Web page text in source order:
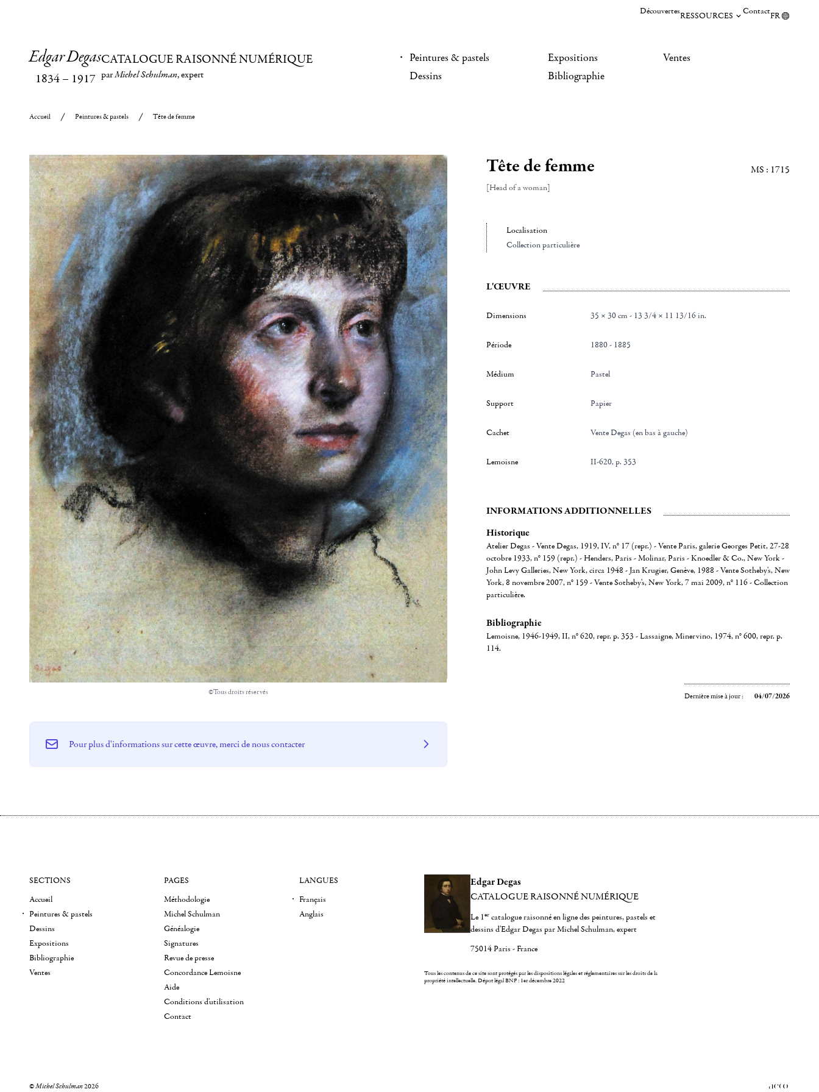
DécouvertesRESSOURCES ContactFR
Edgar Degas
1834– 1917
CATALOGUE RAISONNÉ NUMÉRIQUE
parMichel Schulman, expert
Peintures & pastels
Dessins
Expositions
Bibliographie
Ventes
Accueil Peintures & pastels Tête de femme
©Tous droits réservés
Tête de femme
[Head of a woman]
MS : 1715
Localisation
Collection particulière
L'ŒUVRE
Dimensions 35 × 30 cm - 13 3/4 × 11 13/16 in.
Période 1880 - 1885
Médium Pastel
Support Papier
Cachet Vente Degas (en bas à gauche)
Lemoisne II-620, p. 353
INFORMATIONS ADDITIONNELLES
Historique
Atelier Degas - Vente Degas, 1919, IV, n° 17 (repr.) - Vente Paris, galerie Georges Petit, 27-28
octobre 1933, n° 159 (repr.) - Henders, Paris - Molinar, Paris - Knoedler & Co., New York -
John Levy Galleries, New York, circa 1948 - Jan Krugier, Genève, 1988 - Vente Sotheby's, New
York, 8 novembre 2007, n° 159 - Vente Sotheby's, New York, 7 mai 2009, n° 116 - Collection
particulière.
Bibliographie
Lemoisne, 1946-1949, II, n° 620, repr. p. 353 - Lassaigne, Minervino, 1974, n° 600, repr. p.
114.
Dernière mise à jour : 04/07/2026
Pour plus d'informations sur cette œuvre, merci de nous contacter
Edgar Degas
CATALOGUE RAISONNÉ NUMÉRIQUE
Le 1er catalogue raisonné en ligne des peintures, pastels et
dessins d'Edgar Degas par Michel Schulman, expert
75014 Paris - France
Tous les contenus de ce site sont protégés par les dispositions légales et réglementaires sur les droits de la
propriété intellectuelle.Dépot légal BNF : 1er décembre 2022
SECTIONS
Accueil
Peintures & pastels
Dessins
Expositions
Bibliographie
Ventes
PAGES
Méthodologie
Michel Schulman
Généalogie
Signatures
Revue de presse
Concordance Lemoisne
Aide
Conditions d'utilisation
Contact
LANGUES
Français
Anglais
©Michel Schulman2026